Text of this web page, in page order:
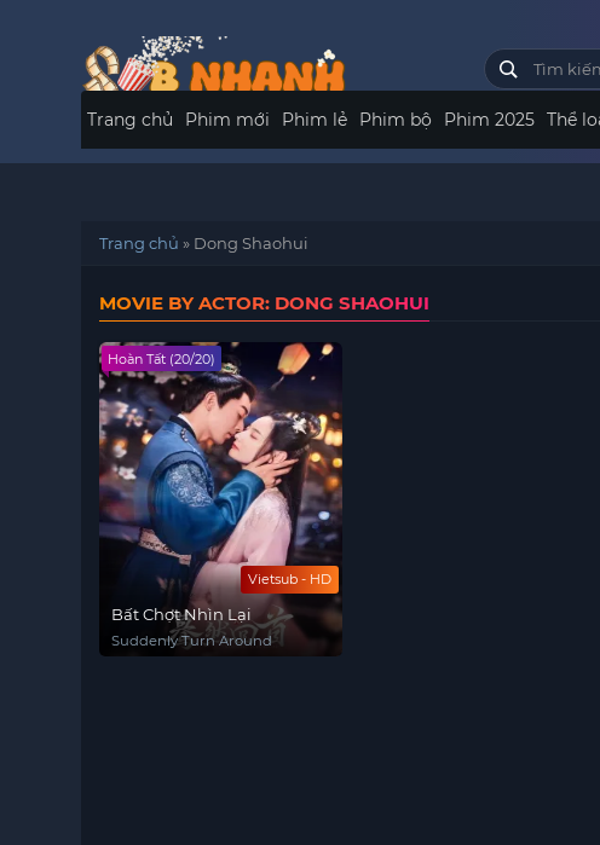
Trang chủ Phim mới Phim lẻ Phim bộ Phim 2025 Thể
Trang chủ » Dong Shaohui
MOVIE BY ACTOR: DONG SHAOHUI
Vietsub - HD
Hoàn Tất (20/20)
Bất Chợt Nhìn Lại
Suddenly Turn Around